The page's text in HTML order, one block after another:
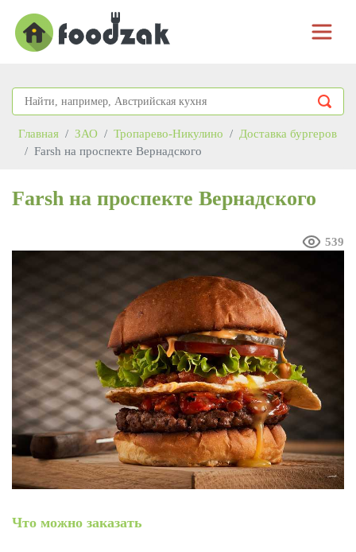
Главная ЗАО Тропарево-Никулино
Доставка бургеров
Farsh на проспекте Вернадского
Farsh на проспекте Вернадского
539
Что можно заказать